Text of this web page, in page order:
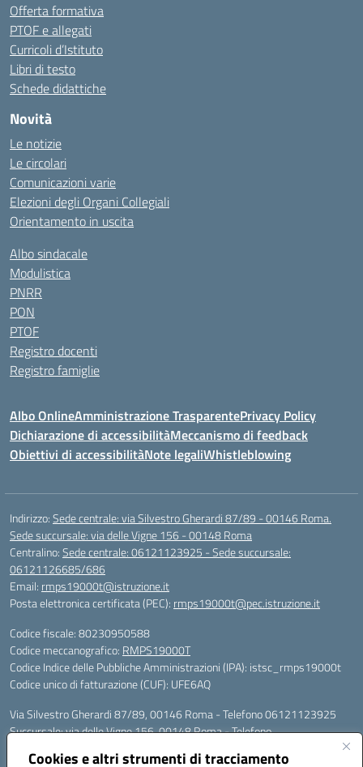
Cookies e altri strumenti di tracciamento
Offerta formativa
PTOF e allegati
Curricoli d’Istituto
Libri di testo
Schede didattiche
Novità
Le notizie
Le circolari
Comunicazioni varie
Elezioni degli Organi Collegiali
Orientamento in uscita
Albo sindacale
Modulistica
PNRR
PON
PTOF
Registro docenti
Registro famiglie
Albo OnlineAmministrazione TrasparentePrivacy Policy
Dichiarazione di accessibilitàMeccanismo di feedback
Obiettivi di accessibilitàNote legaliWhistleblowing
Indirizzo:Sede centrale: via Silvestro Gherardi 87/89 - 00146 Roma.
Sede succursale: via delle Vigne 156 - 00148 Roma
Centralino:Sede centrale: 06121123925 - Sede succursale:
06121126685/686
Email: rmps19000t@istruzione.it
Posta elettronica certificata (PEC): rmps19000t@pec.istruzione.it
Codice fiscale: 80230950588
Codice meccanografico: RMPS19000T
Codice Indice delle Pubbliche Amministrazioni (IPA): istsc_rmps19000t
Codice unico di fatturazione (CUF): UFE6AQ
Via Silvestro Gherardi 87/89, 00146 Roma - Telefono 06121123925
Succursale: via delle Vigne 156, 00148 Roma - Telefono